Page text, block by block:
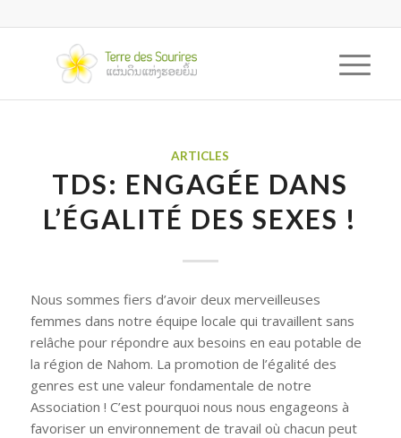
ARTICLES
TDS: ENGAGÉE DANS
L’ÉGALITÉ DES SEXES !
Nous sommes fiers d’avoir deux merveilleuses
femmes dans notre équipe locale qui travaillent sans
relâche pour répondre aux besoins en eau potable de
la région de Nahom. La promotion de l’égalité des
genres est une valeur fondamentale de notre
Association ! C’est pourquoi nous nous engageons à
favoriser un environnement de travail où chacun peut